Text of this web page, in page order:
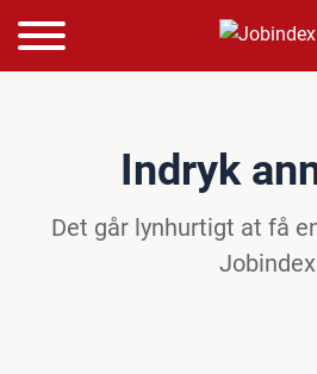
Indryk
Det går lynhurtigt at få
Jobindex